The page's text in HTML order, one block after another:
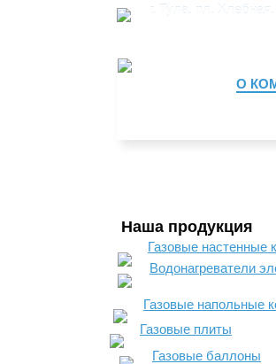
г. Тула , пл. Хлебная,
О
Наша продукция
Газовые настенные
Водонагреватели
Газовые напольные
Газовые плиты
Газовые баллоны